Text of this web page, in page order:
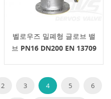
벨로우즈 밀폐형 글로브 밸
브 PN16 DN200 EN 13709
2 3 4 5 6